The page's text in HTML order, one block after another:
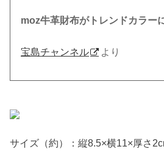
moz牛革財布がトレンドカラー
宝島チャンネル より
サイズ（約）：縦8.5×横11×厚さ